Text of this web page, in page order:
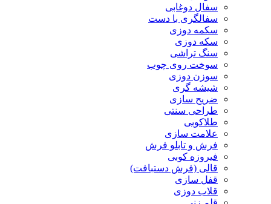
سفال دوغابی
سفالگری با دست
سکمه دوزی
سکه دوزی
سنگ تراشی
سوخت روی چوب
سوزن دوزی
شیشه گری
ضریح سازی
طراحی سنتی
طلاکوبی
علامت سازی
فرش و تابلو فرش
فیروزه کوبی
قالی (فرش دستبافت)
قفل سازی
قلاب دوزی